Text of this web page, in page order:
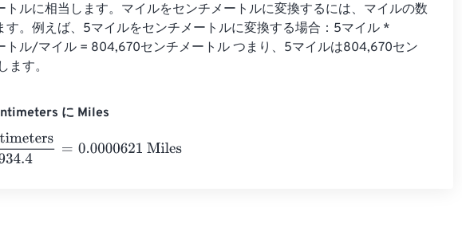
ルに相当します。マイルをセンチメートルに変換するには、マイルの数
す。例えば、5マイルをセンチメートルに変換する場合：5マイル *
トル/マイル = 804,670センチメートル つまり、5マイルは804,670セン
ます。
に Miles
160934.4 = 0.0000621 Miles